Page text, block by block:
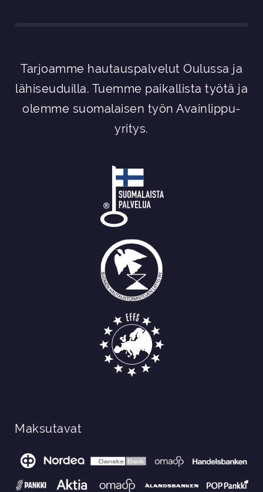
Tarjoamme hautauspalvelut Oulussa ja
lähiseuduilla. Tuemme paikallista työtä ja
olemme suomalaisen työn Avainlippu-
yritys.
Maksutavat